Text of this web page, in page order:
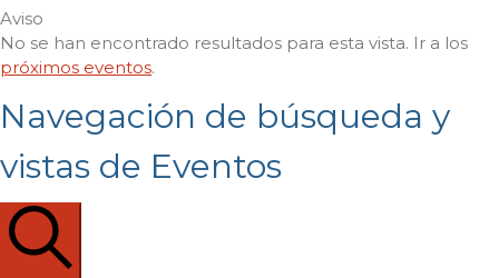
Aviso
No se han encontrado resultados para esta vista. Ir a los
próximos eventos.
Navegación de búsqueda y
vistas de Eventos